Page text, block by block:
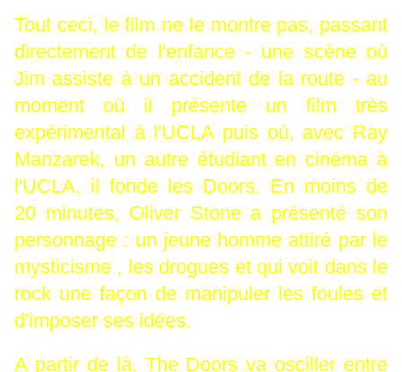
Tout ceci, le film ne le montre pas, passant
directement de l'enfance - une scène où
Jim assiste à un accident de la route - au
moment où il présente un film très
expérimental à l'UCLA puis où, avec Ray
Manzarek, un autre étudiant en cinéma à
l'UCLA, il fonde les Doors. En moins de
20 minutes, Oliver Stone a présenté son
personnage : un jeune homme attiré par le
mysticisme , les drogues et qui voit dans le
rock une façon de manipuler les foules et
d'imposer ses idées.
A partir de là, The Doors va osciller entre